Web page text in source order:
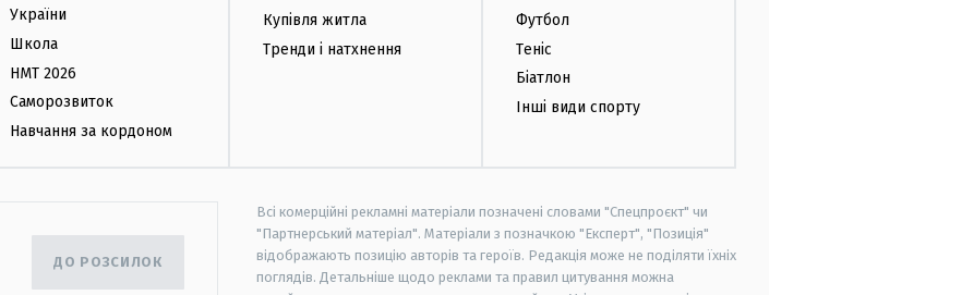
України
Школа
НМТ 2026
Саморозвиток
Навчання за кордоном
Купівля житла
Тренди і натхнення
Футбол
Теніс
Біатлон
Інші види спорту
ДО РОЗСИЛОК
Всі комерційні рекламні матеріали позначені словами "Спецпроєкт" чи
"Партнерський матеріал". Матеріали з позначкою "Експерт", "Позиція"
відображають позицію авторів та героїв. Редакція може не поділяти їхніх
поглядів. Детальніше щодо реклами та правил цитування можна